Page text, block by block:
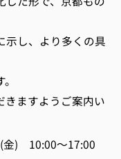
示し、より多くの具
ますようご案内い
) 10:00～17:00